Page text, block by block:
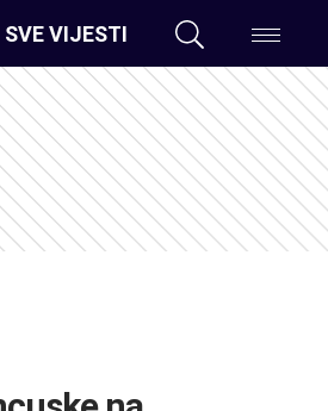
SVE VIJESTI